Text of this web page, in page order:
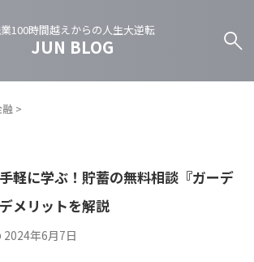
100時間越えからの人生大逆転
JUN BLOG
>
軽に学ぶ！貯蓄の無料相談『ガーデ
メリットを解説
2024年6月7日